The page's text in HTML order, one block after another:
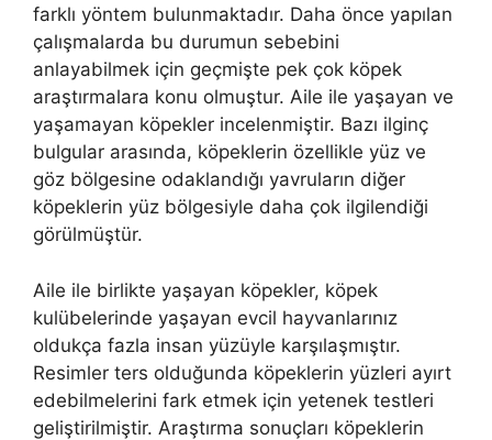
farklı yöntem bulunmaktadır. Daha önce yapılan
çalışmalarda bu durumun sebebini
anlayabilmek için geçmişte pek çok köpek
araştırmalara konu olmuştur. Aile ile yaşayan ve
yaşamayan köpekler incelenmiştir. Bazı ilginç
bulgular arasında, köpeklerin özellikle yüz ve
göz bölgesine odaklandığı yavruların diğer
köpeklerin yüz bölgesiyle daha çok ilgilendiği
görülmüştür.
Aile ile birlikte yaşayan köpekler, köpek
kulübelerinde yaşayan evcil hayvanlarınız
oldukça fazla insan yüzüyle karşılaşmıştır.
Resimler ters olduğunda köpeklerin yüzleri ayırt
edebilmelerini fark etmek için yetenek testleri
geliştirilmiştir. Araştırma sonuçları köpeklerin